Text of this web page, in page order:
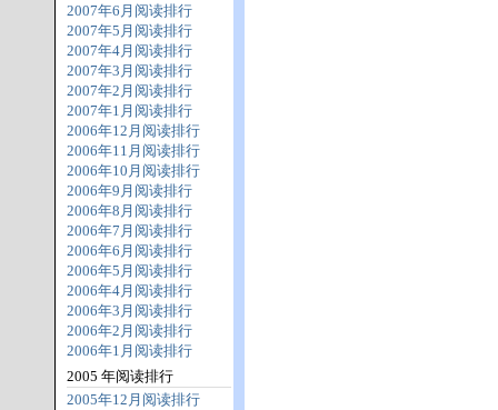
2007年6月阅读排行
2007年5月阅读排行
2007年4月阅读排行
2007年3月阅读排行
2007年2月阅读排行
2007年1月阅读排行
2006年12月阅读排行
2006年11月阅读排行
2006年10月阅读排行
2006年9月阅读排行
2006年8月阅读排行
2006年7月阅读排行
2006年6月阅读排行
2006年5月阅读排行
2006年4月阅读排行
2006年3月阅读排行
2006年2月阅读排行
2006年1月阅读排行
2005 年阅读排行
2005年12月阅读排行